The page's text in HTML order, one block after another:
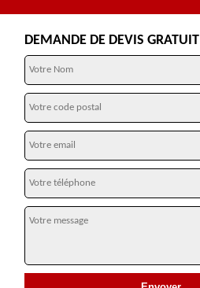
DEMANDE DE DEVIS GRATUIT